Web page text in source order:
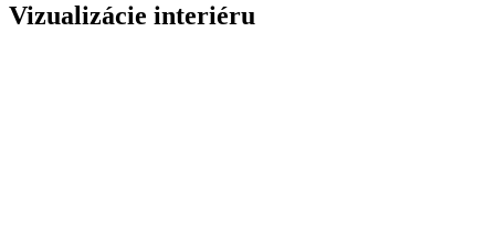
Vizualizácie interiéru